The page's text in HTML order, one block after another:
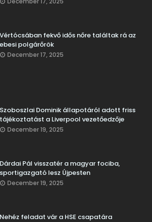
Vértócsában fekvő idős nőre találtak rá az
ebesi polgárőrök
December 17, 2025
Szoboszlai Dominik állapotáról adott friss
tájékoztatást a Liverpool vezetőedzője
December 19, 2025
Dárdai Pál visszatér a magyar fociba,
sportigazgató lesz Újpesten
December 19, 2025
Nehéz feladat vár a HSE csapatára